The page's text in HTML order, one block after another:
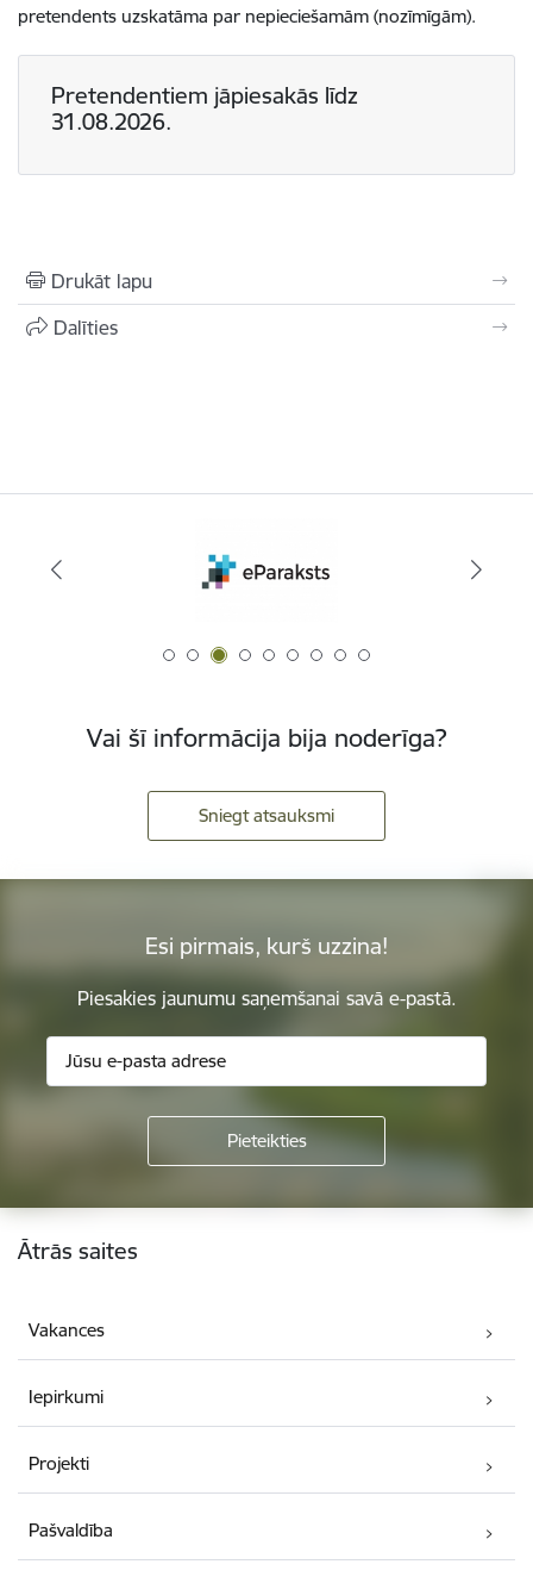
pretendents uzskatāma par nepieciešamām (nozīmīgām).
Pretendentiem jāpiesakās līdz
31.08.2026.
Drukāt lapu
Dalīties
Vai šī informācija bija noderīga?
Sniegt atsauksmi
Esi pirmais, kurš uzzina!
Piesakies jaunumu saņemšanai savā e-pastā.
Kājene
Ātrās saites
Vakances
Iepirkumi
Projekti
Pašvaldība